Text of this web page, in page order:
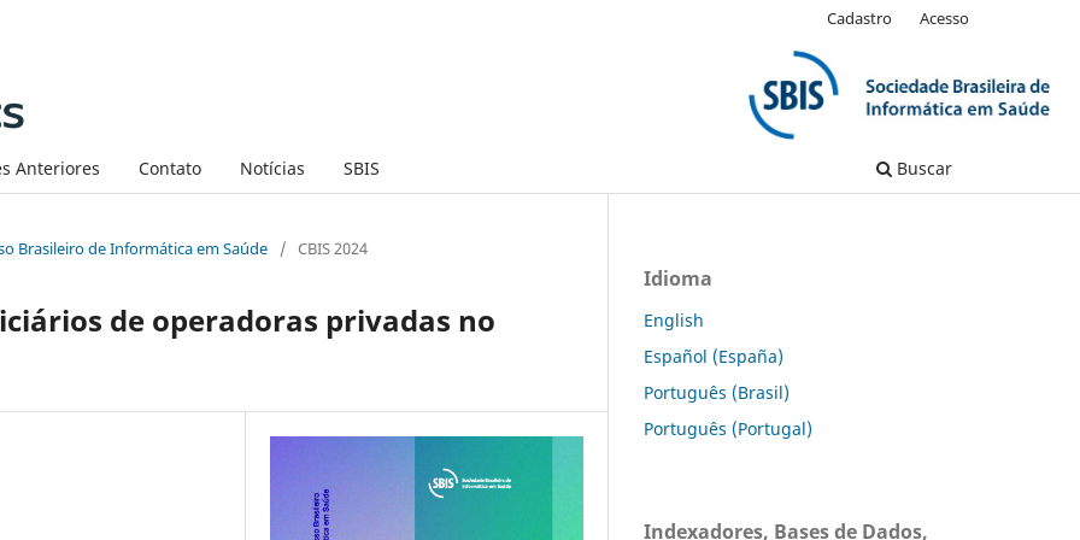
Anteriores Contato Notícias SBIS Buscar
Cadastro Acesso
Brasileiro de Informática em Saúde / CBIS 2024
de operadoras privadas no
Idioma
English
Español (España)
Português (Brasil)
Português (Portugal)
Indexadores, Bases de Dados,